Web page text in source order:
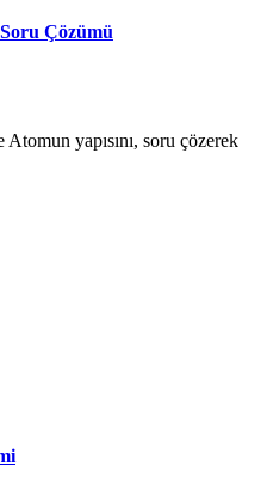
Çözümü
yapısını, soru çözerek